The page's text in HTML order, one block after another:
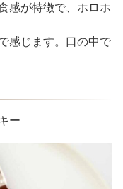
感が特徴で、ホロホ
感じます。口の中で
ー